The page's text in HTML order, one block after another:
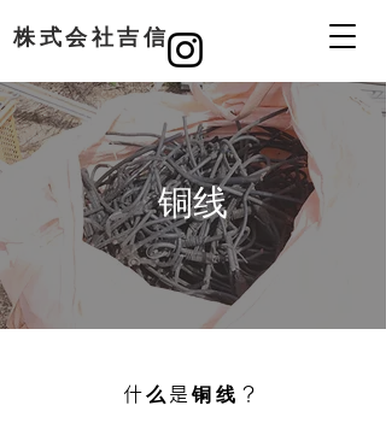
​株式会社吉信
铜线
什么是铜线？